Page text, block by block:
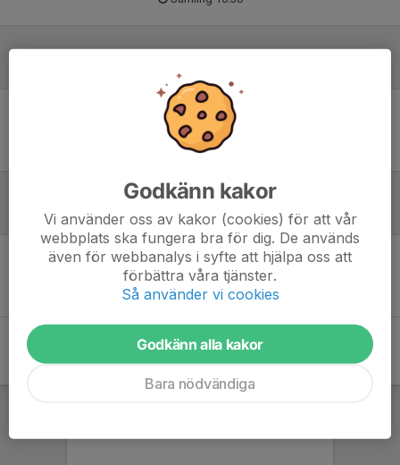
Ingen uppställning ifylld
Referat
Inget referat skrivet
Godkänn kakor
Vi använder oss av kakor (cookies) för att vår
webbplats ska fungera bra för dig. De används
även för webbanalys i syfte att hjälpa oss att
förbättra våra tjänster.
Så använder vi cookies
Godkänn alla kakor
Bara nödvändiga